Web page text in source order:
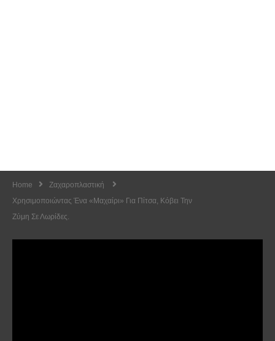
Home
Ζαχαροπλαστική
Χρησιμοποιώντας Ένα «μαχαίρι» Για Πίτσα, Κόβει Την
Ζύμη Σε Λωρίδες.